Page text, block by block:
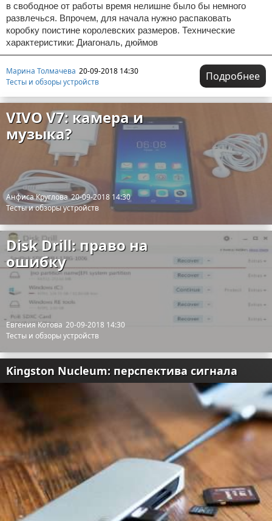
в свободное от работы время нелишне было бы немного
развлечься. Впрочем, для начала нужно распаковать
коробку поистине королевских размеров. Технические
характеристики: Диагональ, дюймов
Марина Толмачева 20-09-2018 14:30
Тесты и обзоры устройств
Подробнее
VIVO V7: камера и
музыка?
Анфиса Круглова 20-09-2018 14:30
Тесты и обзоры устройств
Disk Drill: право на
ошибку
Евгения Котова 20-09-2018 14:30
Тесты и обзоры устройств
Kingston Nucleum: перспектива сигнала